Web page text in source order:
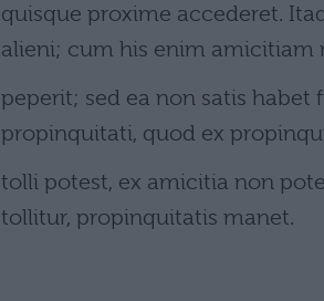
quisque proxime accederet.
alieni; cum his enim amicitiam
peperit; sed ea non satis
propinquitati, quod ex
tolli potest, ex amicitia non
tollitur, propinquitatis manet.